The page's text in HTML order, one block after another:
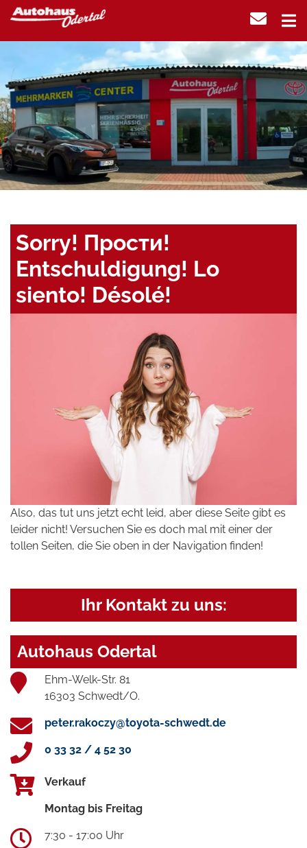
Sorry! Прости!
Entschuldigung! Lo
siento! Désolé!
Also, das tut uns jetzt echt leid, aber diese Seite gibt es
leider nicht! Versuchen Sie es doch mal mit einer der
tollen Seiten, die Sie oben in der Navigation finden!
Ihr Kontakt zu uns:
Autohaus Odertal
Ehm-Welk-Str. 81
16303 Schwedt/O.
peter.rakoczy@toyota-schwedt.de
0 33 32 / 4 52 30
Verkauf
Montag bis Freitag
7:30 - 17:00 Uhr